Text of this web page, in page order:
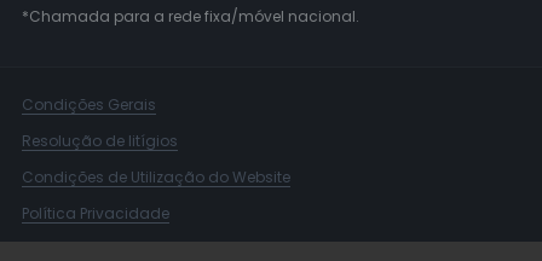
*Chamada para a rede fixa/móvel nacional.
Condições Gerais
Resolução de litígios
Condições de Utilização do Website
Política Privacidade